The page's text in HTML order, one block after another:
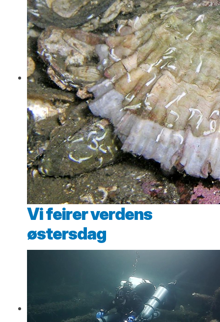
Vi feirer verdens
østersdag